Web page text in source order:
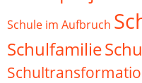
Schule im Aufbruch
Schulfamilie